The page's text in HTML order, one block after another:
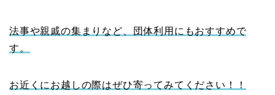
法事や親戚の集まりなど、団体利用にもおすすめで
す。
お近くにお越しの際はぜひ寄ってみてください！！